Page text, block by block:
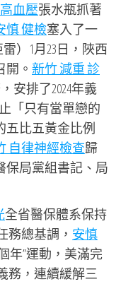
血壓張水瓶抓著
慎 健檢塞入了一
）1月23日，陜西
。 新竹 減重 診
安排了2024年義
「只有當單戀的
五比五黃金比例
自律神經檢查歸
保局黨組書記、局
全省醫保體系保持
務總基調， 安慎
年”運動，美滿完
務，連續緩解三